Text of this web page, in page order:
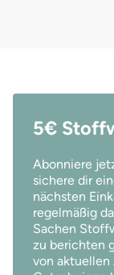
5€
Abonniere
sichere dir
nächsten
regelmäßig
Sachen
zu berichten
von aktuellen